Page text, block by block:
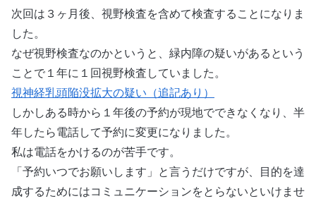
次回は３ヶ月後、視野検査を含めて検査することになりま
した。
なぜ視野検査なのかというと、緑内障の疑いがあるという
ことで１年に１回視野検査していました。
視神経乳頭陥没拡大の疑い（追記あり）
しかしある時から１年後の予約が現地でできなくなり、半
年したら電話して予約に変更になりました。
私は電話をかけるのが苦手です。
「予約いつでお願いします」と言うだけですが、目的を達
成するためにはコミュニケーションをとらないといけませ